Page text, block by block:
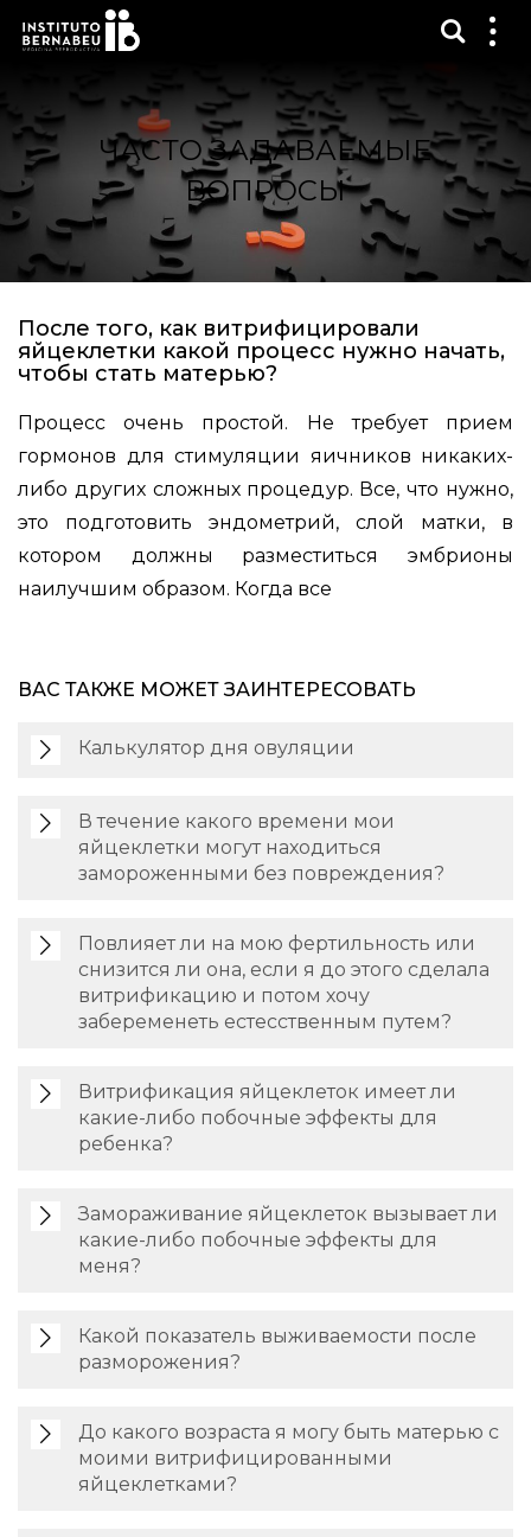
ЧАСТО ЗАДАВАЕМЫЕ
ВОПРОСЫ
После того, как витрифицировали
яйцеклетки какой процесс нужно начать,
чтобы стать матерью?
Процесс очень простой. Не требует прием
гормонов для стимуляции яичников никаких-
либо других сложных процедур. Все, что нужно,
это подготовить эндометрий, слой матки, в
котором должны разместиться эмбрионы
наилучшим образом. Когда все
ВАС ТАКЖЕ МОЖЕТ ЗАИНТЕРЕСОВАТЬ
Калькулятор дня овуляции
В течение какого времени мои
яйцеклетки могут находиться
замороженными без повреждения?
Повлияет ли на мою фертильность или
снизится ли она, если я до этого сделала
витрификацию и потом хочу
забеременеть естесственным путем?
Витрификация яйцеклеток имеет ли
какие-либо побочные эффекты для
ребенка?
Замораживание яйцеклеток вызывает ли
какие-либо побочные эффекты для
меня?
Какой показатель выживаемости после
разморожения?
До какого возраста я могу быть матерью с
моими витрифицированными
яйцеклетками?